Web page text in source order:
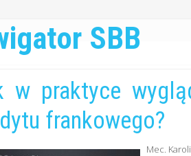
SBB
w praktyce
frankowego?
Mec.